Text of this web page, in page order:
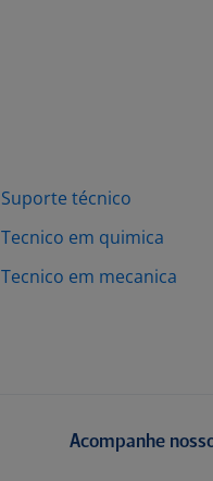
Suporte técnico
Tecnico em quimica
Tecnico em mecanica
Acompanhe